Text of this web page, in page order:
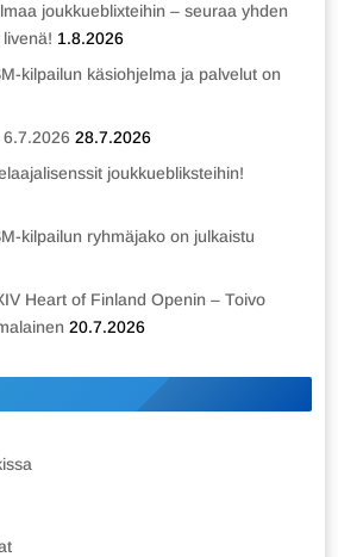
joukkueblixteihin – seuraa yhden
1.8.2026
kilpailun käsiohjelma ja palvelut on
28.7.2026
joukkuebliksteihin!
kilpailun ryhmäjako on julkaistu
Heart of Finland Openin – Toivo
20.7.2026